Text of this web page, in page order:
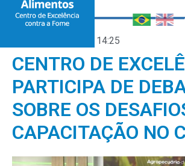
14:25
CENTRO DE
PARTICIPA DE
SOBRE OS
CAPACITAÇÃO NO